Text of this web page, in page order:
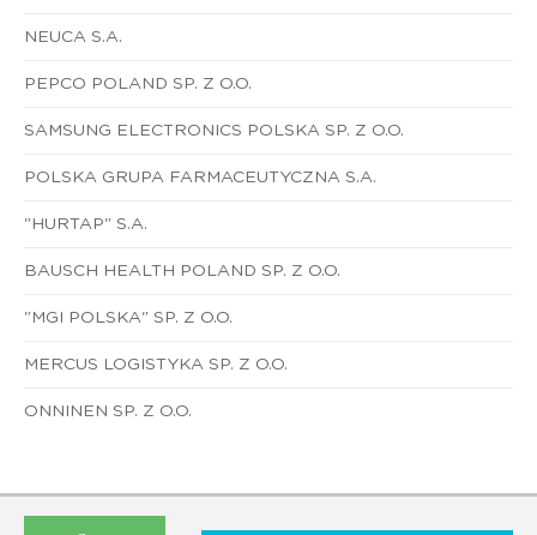
NEUCA S.A.
PEPCO POLAND SP. Z O.O.
SAMSUNG ELECTRONICS POLSKA SP. Z O.O.
POLSKA GRUPA FARMACEUTYCZNA S.A.
"HURTAP" S.A.
BAUSCH HEALTH POLAND SP. Z O.O.
"MGI POLSKA" SP. Z O.O.
MERCUS LOGISTYKA SP. Z O.O.
ONNINEN SP. Z O.O.